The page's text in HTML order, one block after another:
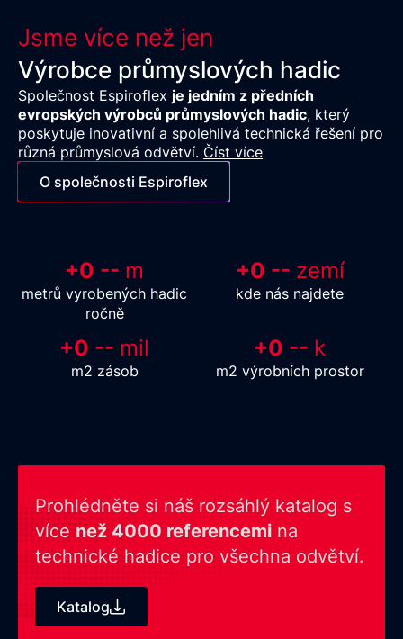
Jsme více než jen
Výrobce průmyslových hadic
Společnost Espiroflex je jedním z předních
evropských výrobců průmyslových hadic, který
poskytuje inovativní a spolehlivá technická řešení pro
různá průmyslová odvětví. Číst více
O společnosti Espiroflex
+0 -- m
metrů vyrobených hadic
ročně
+0 -- zemí
kde nás najdete
+0 -- mil
m2 zásob
+0 -- k
m2 výrobních prostor
Prohlédněte si náš rozsáhlý katalog s
více než 4000 referencemi na
technické hadice pro všechna odvětví.
Katalog